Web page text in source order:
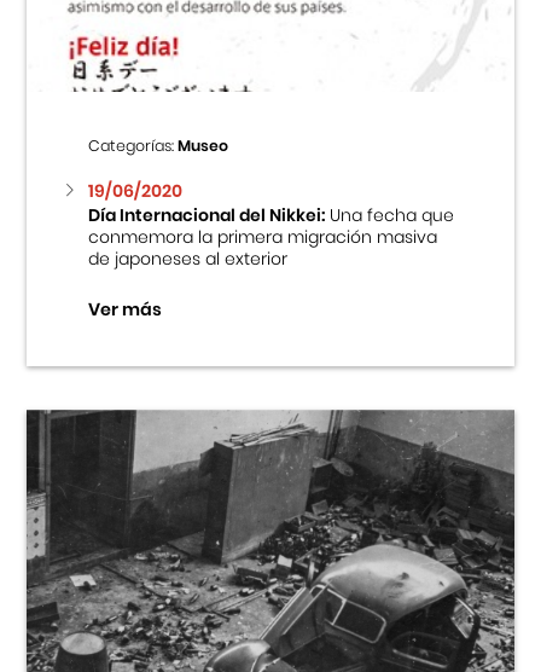
Categorías:Museo
19/06/2020
Día Internacional del Nikkei:Una fecha que
conmemora la primera migración masiva
de japoneses al exterior
Ver más